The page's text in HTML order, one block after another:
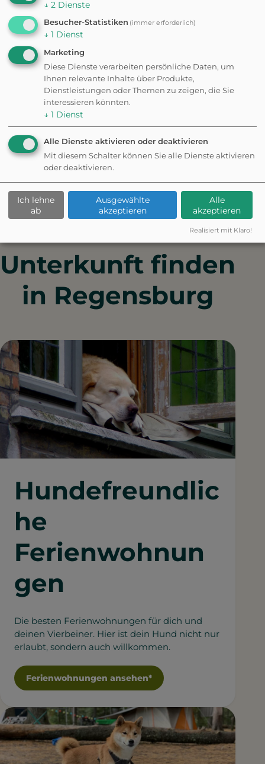
im Grünen.
Wer noch mehr Natur sucht, kann einen
Ausflug in den Bayerischen Jura
unternehmen – nur wenige Kilometer von
Regensburg entfernt warten idyllische
Wanderwege, Felsen und Wälder auf Euch.
Ob Stadtbummel, Flussspaziergang oder
kleine Wanderung – Regensburg und
Umgebung bieten Dir und Deiner Fellnase
vielfältige Möglichkeiten für aktive
Ausflüge.
Unterkunft finden
in Regensburg
Hundefreundlic
he
Ferienwohnun
gen
Die besten Ferienwohnungen für dich und
deinen Vierbeiner. Hier ist dein Hund nicht nur
erlaubt, sondern auch willkommen.
Ferienwohnungen ansehen*
↓ 2 Dienste
Besucher-Statistiken (immer erforderlich)
↓ 1 Dienst
Marketing
Diese Dienste verarbeiten persönliche Daten, um
Ihnen relevante Inhalte über Produkte,
Dienstleistungen oder Themen zu zeigen, die Sie
interessieren könnten.
↓ 1 Dienst
Alle Dienste aktivieren oder deaktivieren
Mit diesem Schalter können Sie alle Dienste aktivieren
oder deaktivieren.
Ich lehne
ab
Ausgewählte
akzeptieren
Alle
akzeptieren
Realisiert mit Klaro!